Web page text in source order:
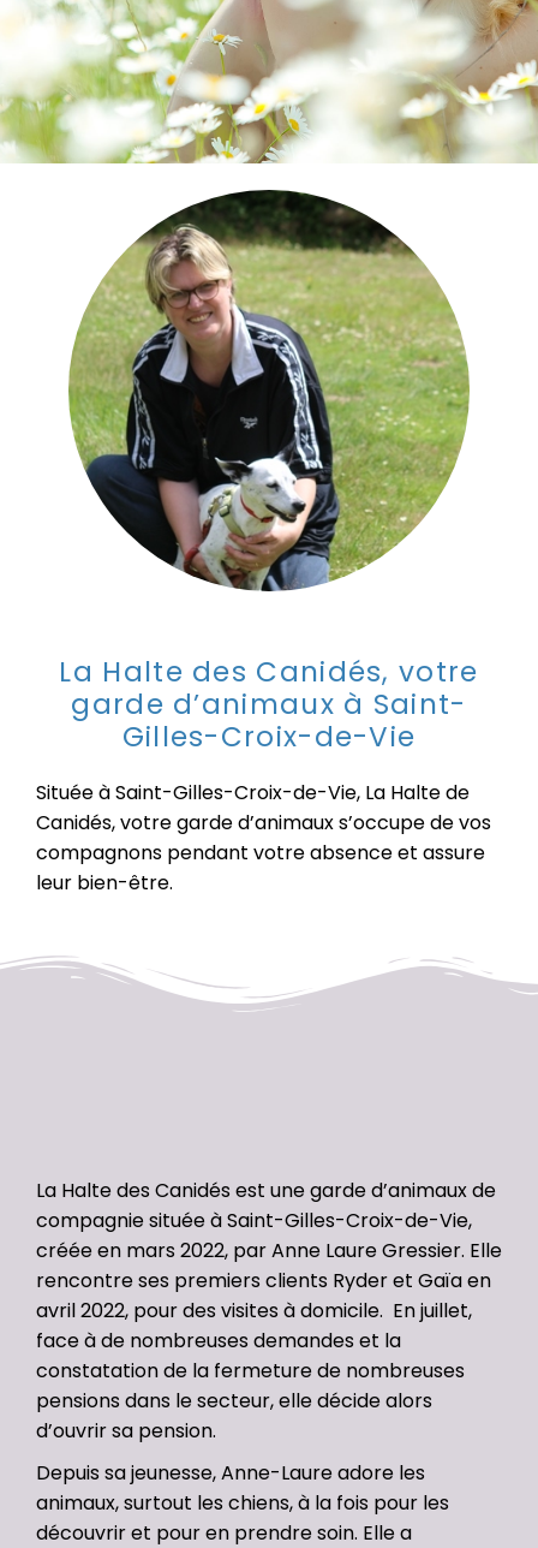
La Halte des Canidés, votre
garde d’animaux à Saint-
Gilles-Croix-de-Vie
Situéeà Saint-Gilles-Croix-de-Vie, La Halte de
Canidés, votre garde d’animaux s’occupe de vos
compagnons pendant votre absence et assure
leur bien-être.
La Halte des Canidés est une garde d’animaux de
compagnie située à Saint-Gilles-Croix-de-Vie,
créée en mars 2022, par Anne Laure Gressier. Elle
rencontre ses premiers clients Ryder et Gaïa en
avril 2022, pour des visites à domicile. ​ En juillet,
face à de nombreuses demandes et la
constatation de la fermeture de nombreuses
pensions dans le secteur, elle décide alors
d’ouvrir sa pension.
Depuis sa jeunesse, Anne-Laure adore les
animaux, surtout les chiens, à la fois pour les
découvrir et pour en prendre soin. Elle a